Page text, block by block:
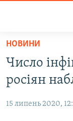
Перейти
основного
матеріалу
Перейти
до
ВІДЕО ТА ФОТО
ПОЛІТИКА
НОВИНИ
Число
росіян
15 липень 2020,